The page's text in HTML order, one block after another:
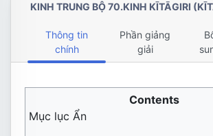
KINH TRUNG BỘ 70.KINH KĪTĀGIRI
Thông tin
chính
Phần giảng
giải
Mục lục Ẩn